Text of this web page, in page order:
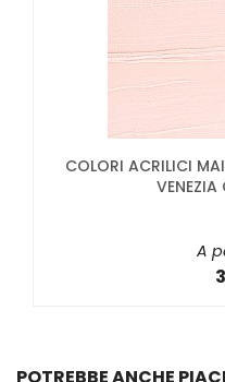
COLORI ACRILICI
A